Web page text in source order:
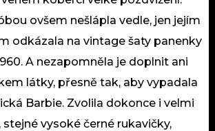
ovšem nešlápla vedle, jen jejím
odkázala na vintage šaty panenky
A nezapomněla je doplnit ani
látky, přesně tak, aby vypadala
Barbie. Zvolila dokonce i velmi
vysoké černé rukavičky,